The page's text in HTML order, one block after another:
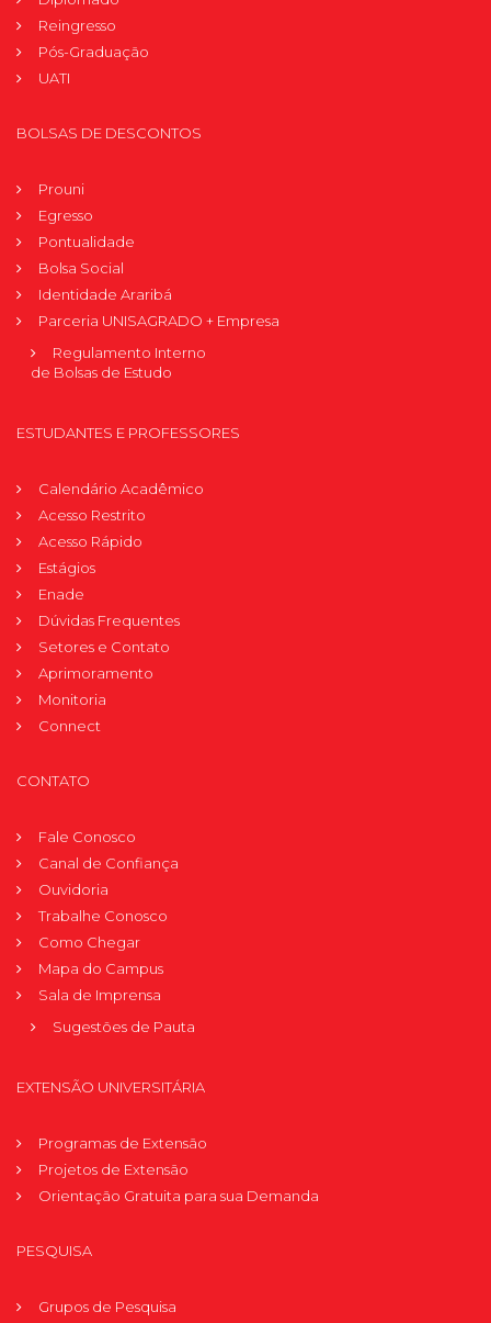
Reingresso
Pós-Graduação
UATI
BOLSAS DE DESCONTOS
Prouni
Egresso
Pontualidade
Bolsa Social
Identidade Araribá
Parceria UNISAGRADO + Empresa
Regulamento Interno
de Bolsas de Estudo
ESTUDANTES E PROFESSORES
Calendário Acadêmico
Acesso Restrito
Acesso Rápido
Estágios
Enade
Dúvidas Frequentes
Setores e Contato
Aprimoramento
Monitoria
Connect
CONTATO
Fale Conosco
Canal de Confiança
Ouvidoria
Trabalhe Conosco
Como Chegar
Mapa do Campus
Sala de Imprensa
Sugestões de Pauta
EXTENSÃO UNIVERSITÁRIA
Programas de Extensão
Projetos de Extensão
Orientação Gratuita para sua Demanda
PESQUISA
Grupos de Pesquisa